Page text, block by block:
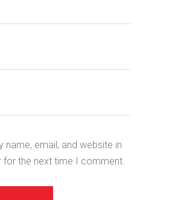
name, email, and website in
for the next time I comment.